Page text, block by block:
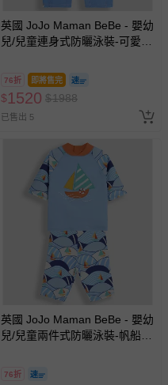
英國 JoJo Maman BeBe - 嬰幼
兒/兒童連身式防曬泳裝-可愛鯨
76折 即將售完
$1520 $1988
已售出 5
英國 JoJo Maman BeBe - 嬰幼
兒/兒童兩件式防曬泳裝-帆船遨
76折